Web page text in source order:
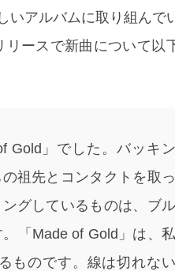
いアルバムに取り組んで
リースで新曲について以
Gold」でした。バッキン
祖先とコンタクトを取っ
グしているものは、ブル
「Made of Gold」は、私
ものです。線は切れない